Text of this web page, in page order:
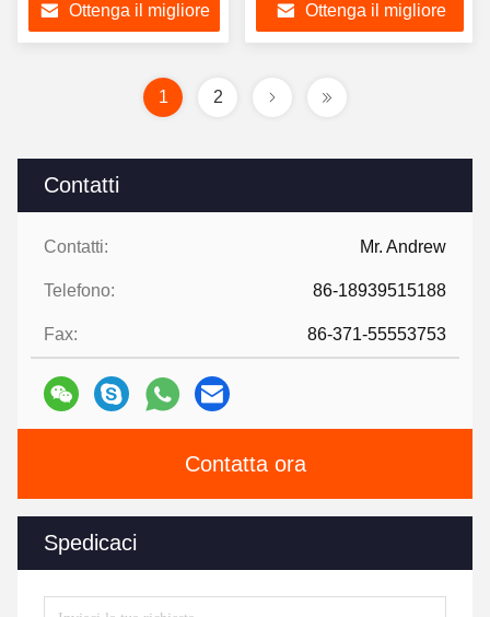
Contatti
Contatti: Mr. Andrew
Telefono: 86-18939515188
Fax: 86-371-55553753
Contatta ora
Spedicaci
BC6050Ottenga il migliore
BC60100Ottenga il migliore
1 2